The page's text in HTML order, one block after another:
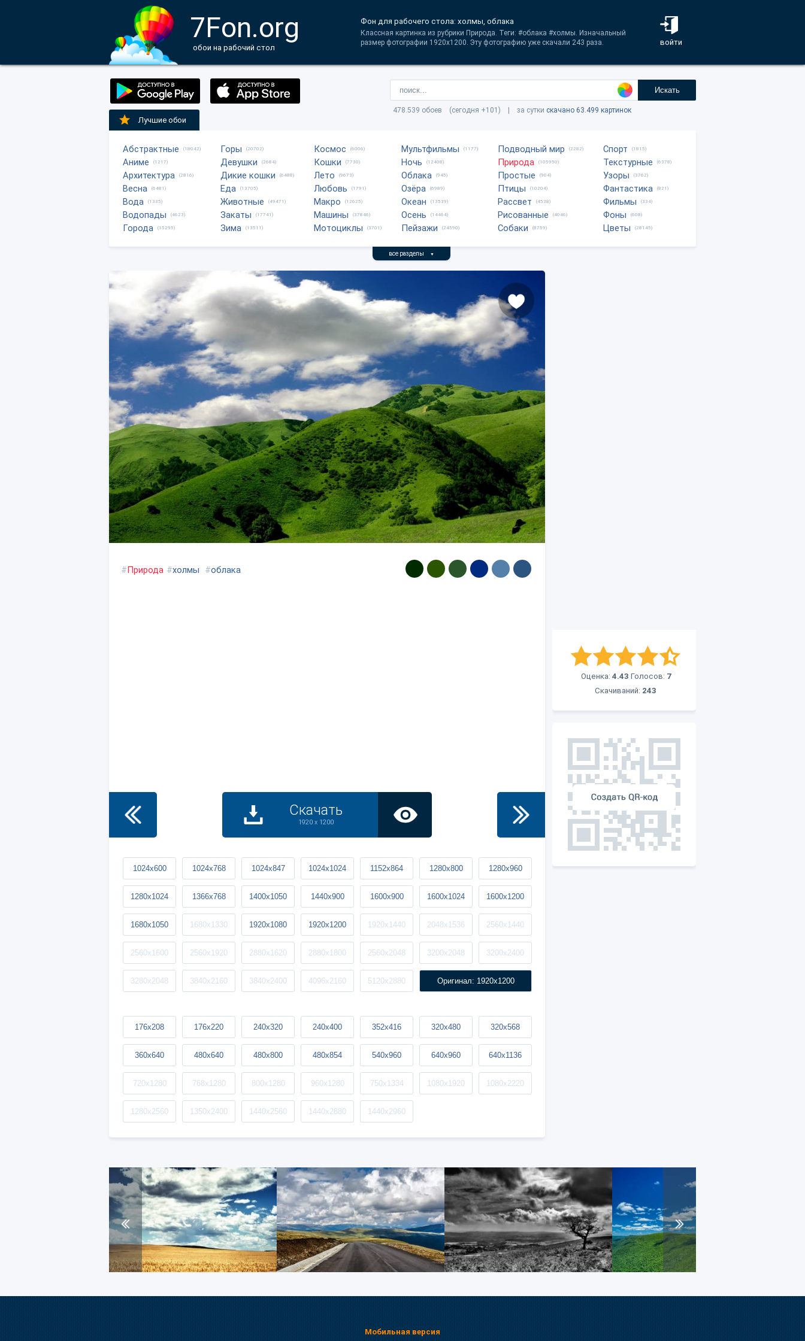
7Fon.org
обои на рабочий стол
войти
Фон для рабочего стола: холмы, облака
Классная картинка из рубрики Природа. Теги: #облака #холмы. Изначальный
размер фотографии 1920x1200. Эту фотографию уже скачали 243 раза.
Искать
478.539 обоев (сегодня +101) | за сутки скачано 63.499 картинок
Лучшие обои
Абстрактные (18042)
Аниме (1217)
Архитектура (2816)
Весна (6481)
Вода (1335)
Водопады (4623)
Города (15295)
Горы (20702)
Девушки (2684)
Дикие кошки (6488)
Еда (13705)
Животные (49471)
Закаты (17741)
Зима (13511)
Космос (6006)
Кошки (7730)
Лето (9673)
Любовь (1791)
Макро (12625)
Машины (37846)
Мотоциклы (3701)
Мультфильмы (1177)
Ночь (12408)
Облака (945)
Озёра (6989)
Океан (13539)
Осень (14464)
Пейзажи (24590)
Подводный мир (2282)
Природа (105950)
Простые (904)
Птицы (10204)
Рассвет (4538)
Рисованные (4046)
Собаки (8759)
Спорт (1815)
Текстурные (6378)
Узоры (3762)
Фантастика (821)
Фильмы (334)
Фоны (608)
Цветы (28145)
все разделы ▼
Оценка: 4.43 Голосов: 7
Скачиваний: 243
#Природа #холмы #облака
Скачать
1920 x 1200
1024x600 1024x768 1024x847 1024x1024 1152x864 1280x800 1280x960
1280x1024 1366x768 1400x1050 1440x900 1600x900 1600x1024 1600x1200
1680x1050 1680x1330 1920x1080 1920x1200 1920x1440 2048x1536 2560x1440
2560x1600 2560x1920 2880x1620 2880x1800 2560x2048 3200x2048 3200x2400
3280x2048 3840x2160 3840x2400 4096x2160 5120x2880 Оригинал: 1920x1200
176x208 176x220 240x320 240x400 352x416 320x480 320x568
360x640 480x640 480x800 480x854 540x960 640x960 640x1136
720x1280 768x1280 800x1280 960x1280 750x1334 1080x1920 1080x2220
1280x2560 1350x2400 1440x2560 1440x2880 1440x2960
Мобильная версия